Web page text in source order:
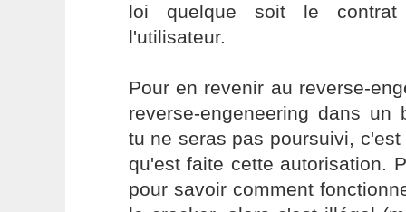
loi quelque soit le
l'utilisateur.
Pour en revenir au reverse-
reverse-engeneering dans un
tu ne seras pas poursuivi,
qu'est faite cette autorisation.
pour savoir comment